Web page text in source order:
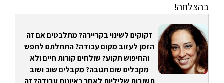
בהצלחה!
זקוקים לשינוי בקריירה? מתלבטים אם זה
הזמן לעזוב מקום עבודה? התחלתם לחפש
והחיפוש תקוע? שולחים קורות חיים ולא
מקבלים שום תגובה? מקבלים שוב ושוב
תשובות שליליות לאחר ראיונות עבודה? זה